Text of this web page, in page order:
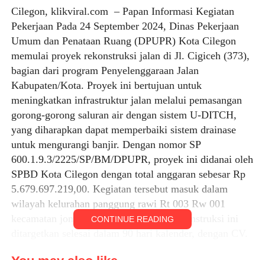
Cilegon, klikviral.com – Papan Informasi Kegiatan
Pekerjaan Pada 24 September 2024, Dinas Pekerjaan
Umum dan Penataan Ruang (DPUPR) Kota Cilegon
memulai proyek rekonstruksi jalan di Jl. Cigiceh (373),
bagian dari program Penyelenggaraan Jalan
Kabupaten/Kota. Proyek ini bertujuan untuk
meningkatkan infrastruktur jalan melalui pemasangan
gorong-gorong saluran air dengan sistem U-DITCH,
yang diharapkan dapat memperbaiki sistem drainase
untuk mengurangi banjir. Dengan nomor SP
600.1.9.3/2225/SP/BM/DPUPR, proyek ini didanai oleh
SPBD Kota Cilegon dengan total anggaran sebesar Rp
5.679.697.219,00. Kegiatan tersebut masuk dalam
wilayah kelurahan panggung rawi Rt 003 Rw 001
kecamatan jombang Selasa 29/10/25Rekonstruksi ini
CONTINUE READING